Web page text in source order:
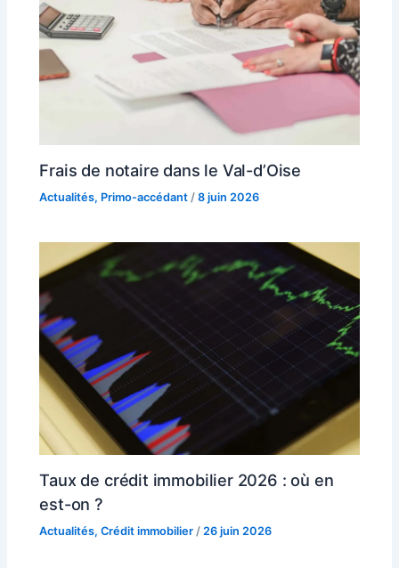
Frais de notaire dans le Val-d’Oise
Actualités, Primo-accédant /8 juin 2026
Taux de crédit immobilier 2026 : où en
est-on ?
Actualités,Crédit immobilier /26 juin 2026